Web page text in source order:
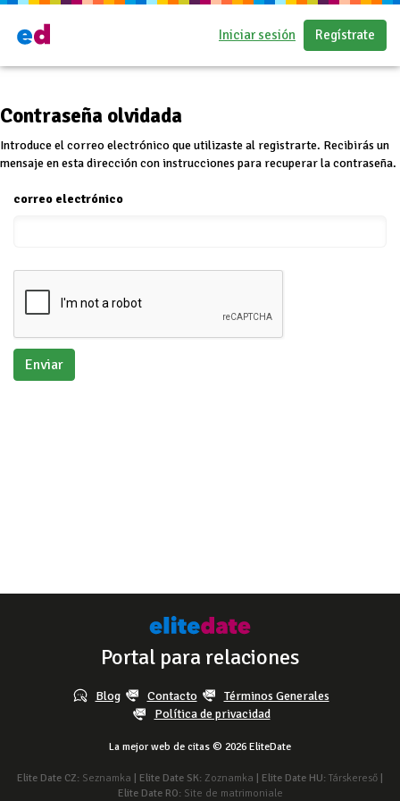
Iniciar sesión Regístrate
Contraseña olvidada
Introduce el correo electrónico que utilizaste al registrarte. Recibirás un
mensaje en esta dirección con instrucciones para recuperar la contraseña.
correo electrónico
Enviar
Portal para relaciones
Blog Contacto
Términos Generales
Política de privacidad
La mejor web de citas © 2026 EliteDate
Elite Date CZ: Seznamka | Elite Date SK: Zoznamka | Elite Date HU: Társkereső
Elite Date RO: Site de matrimoniale